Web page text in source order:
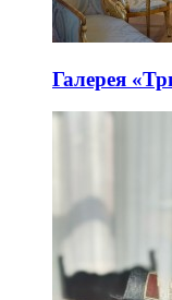
Галерея